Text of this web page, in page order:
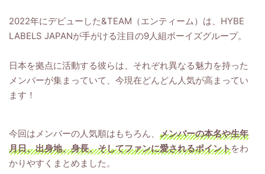
2022年にデビューした&TEAM（エンティーム）は、HYBE
LABELS JAPANが手がける注目の9人組ボーイズグループ。
日本を拠点に活動する彼らは、それぞれ異なる魅力を持った
メンバーが集まっていて、今現在どんどん人気が高まってい
ます！
今回はメンバーの人気順はもちろん、 メンバーの本名や生年
月日、出身地、身長、そしてファンに愛されるポイントをわ
かりやすくまとめました。